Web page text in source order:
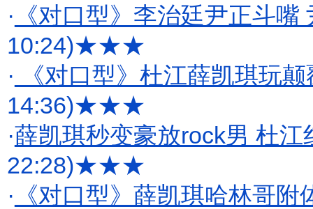
· 《对口型》李治廷尹正斗
10:24)★★★
· 《对口型》杜江薛凯琪玩
14:36)★★★
·薛凯琪秒变豪放rock男 杜
22:28)★★★
· 《对口型》薛凯琪哈林哥